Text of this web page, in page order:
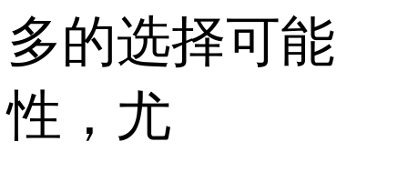
多的选择可能
性，尤